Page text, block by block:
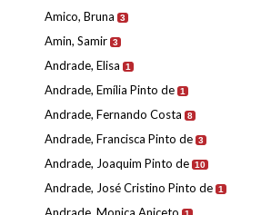
Amico, Bruna 3
Amin, Samir 3
Andrade, Elisa 1
Andrade, Emília Pinto de 1
Andrade, Fernando Costa 8
Andrade, Francisca Pinto de 3
Andrade, Joaquim Pinto de 10
Andrade, José Cristino Pinto de 1